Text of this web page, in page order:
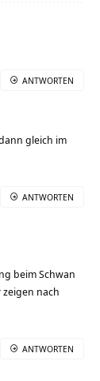
gleich im
ANTWORTEN
beim Schwan
zeigen nach
ANTWORTEN
ANTWORTEN